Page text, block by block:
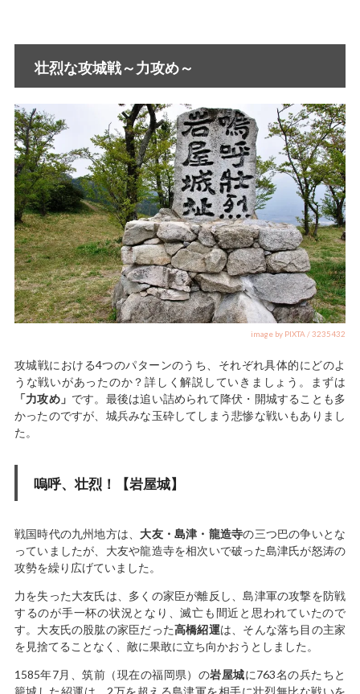
壮烈な攻城戦～力攻め～
image by PIXTA / 3235432
攻城戦における4つのパターンのうち、それぞれ具体的にどのよ
うな戦いがあったのか？詳しく解説していきましょう。まずは
「力攻め」 です。最後は追い詰められて降伏・開城することも多
かったのですが、城兵みな玉砕してしまう悲惨な戦いもありまし
た。
嗚呼、壮烈！【岩屋城】
戦国時代の九州地方は、 大友・島津・龍造寺の三つ巴の争いとな
っていましたが、大友や龍造寺を相次いで破った島津氏が怒涛の
攻勢を繰り広げていました。
力を失った大友氏は、多くの家臣が離反し、島津軍の攻撃を防戦
するのが手一杯の状況となり、滅亡も間近と思われていたので
す。大友氏の股肱の家臣だった高橋紹運は、そんな落ち目の主家
を見捨てることなく、敵に果敢に立ち向かおうとしました。
1585年7月、筑前（現在の福岡県）の岩屋城に763名の兵たちと
籠城した紹運は、2万を超える島津軍を相手に壮烈無比な戦いを